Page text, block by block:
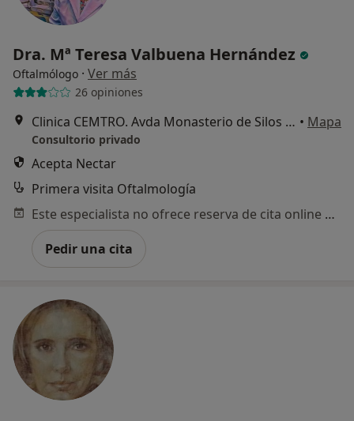
Dra. Mª Teresa Valbuena Hernández
Oftalmólogo · Ver más
26 opiniones
Clinica CEMTRO. Avda Monasterio de Silos 85, Madrid • Mapa
Consultorio privado
Acepta Nectar
Primera visita Oftalmología
Este especialista no ofrece reserva de cita online en esta dirección.
Pedir una cita